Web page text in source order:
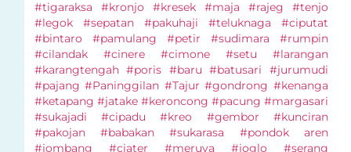
#tigaraksa #kronjo #kresek #maja #rajeg #tenjo
#legok #sepatan #pakuhaji #teluknaga #ciputat
#bintaro #pamulang #petir #sudimara #rumpin
#cilandak #cinere #cimone #setu #larangan
#karangtengah #poris #baru #batusari #jurumudi
#pajang #Paninggilan #Tajur #gondrong #kenanga
#ketapang #jatake #keroncong #pacung #margasari
#sukajadi #cipadu #kreo #gembor #kunciran
#pakojan #babakan #sukarasa #pondok aren
#jombang #ciater #meruya #joglo #serang